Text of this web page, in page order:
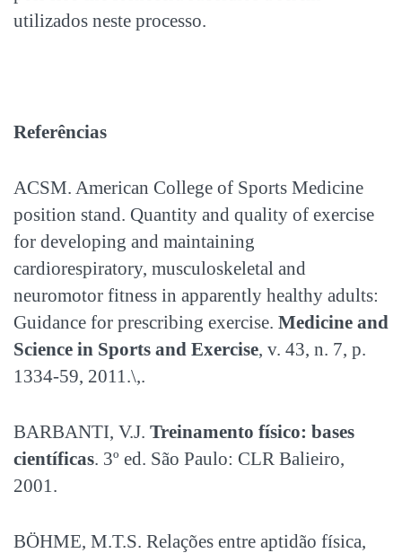
utilizados neste processo.
Referências
ACSM. American College of Sports Medicine
position stand. Quantity and quality of exercise
for developing and maintaining
cardiorespiratory, musculoskeletal and
neuromotor fitness in apparently healthy adults:
Guidance for prescribing exercise. Medicine and
Science in Sports and Exercise, v. 43, n. 7, p.
1334-59, 2011.\,.
BARBANTI, V.J. Treinamento físico: bases
científicas. 3º ed. São Paulo: CLR Balieiro,
2001.
BÖHME, M.T.S. Relações entre aptidão física,